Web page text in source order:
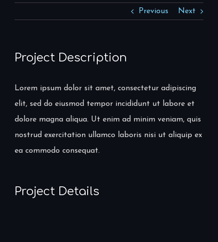
Previous Next
Project Description
Lorem ipsum dolor sit amet, consectetur adipiscing
elit, sed do eiusmod tempor incididunt ut labore et
dolore magna aliqua. Ut enim ad minim veniam, quis
nostrud exercitation ullamco laboris nisi ut aliquip ex
ea commodo consequat.
Project Details